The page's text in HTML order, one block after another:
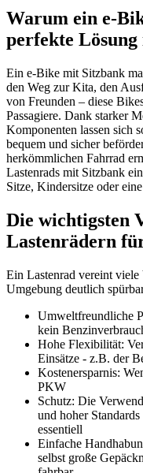
Warum ein e-
perfekte Lösung
Ein e-Bike mit Sitzbank
den Weg zur Kita, den
von Freunden – diese
Passagiere. Dank starker
Komponenten lassen sich
bequem und sicher
herkömmlichen Fahrrad
Lastenrads mit Sitzbank
Sitze, Kindersitze oder
Die wichtigsten
Lastenrädern
Ein Lastenrad vereint viele
Umgebung deutlich
Umweltfreundliche
kein
Hohe Flexibilität:
Einsätze - z.B. der
Kostenersparnis:
PKW
Schutz: Die
und hoher
essentiell
Einfache
selbst große